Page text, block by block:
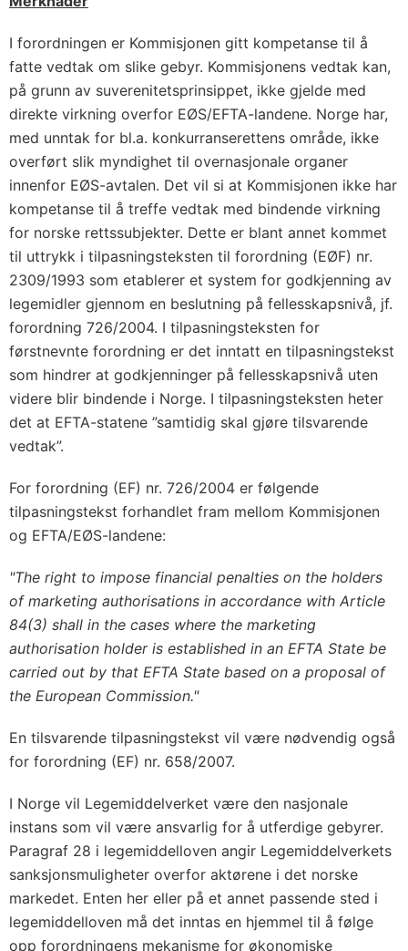
I forordningen er Kommisjonen gitt kompetanse til å
fatte vedtak om slike gebyr. Kommisjonens vedtak kan,
på grunn av suverenitetsprinsippet, ikke gjelde med
direkte virkning overfor EØS/EFTA-landene. Norge har,
med unntak for bl.a. konkurranserettens område, ikke
overført slik myndighet til overnasjonale organer
innenfor EØS-avtalen. Det vil si at Kommisjonen ikke har
kompetanse til å treffe vedtak med bindende virkning
for norske rettssubjekter. Dette er blant annet kommet
til uttrykk i tilpasningsteksten til forordning (EØF) nr.
2309/1993 som etablerer et system for godkjenning av
legemidler gjennom en beslutning på fellesskapsnivå, jf.
forordning 726/2004. I tilpasningsteksten for
førstnevnte forordning er det inntatt en tilpasningstekst
som hindrer at godkjenninger på fellesskapsnivå uten
videre blir bindende i Norge. I tilpasningsteksten heter
det at EFTA-statene ”samtidig skal gjøre tilsvarende
vedtak”.
For forordning (EF) nr. 726/2004 er følgende
tilpasningstekst forhandlet fram mellom Kommisjonen
og EFTA/EØS-landene:
"The right to impose financial penalties on the holders
of marketing authorisations in accordance with Article
84(3) shall in the cases where the marketing
authorisation holder is established in an EFTA State be
carried out by that EFTA State based on a proposal of
the European Commission."
En tilsvarende tilpasningstekst vil være nødvendig også
for forordning (EF) nr. 658/2007.
I Norge vil Legemiddelverket være den nasjonale
instans som vil være ansvarlig for å utferdige gebyrer.
Paragraf 28 i legemiddelloven angir Legemiddelverkets
sanksjonsmuligheter overfor aktørene i det norske
markedet. Enten her eller på et annet passende sted i
legemiddelloven må det inntas en hjemmel til å følge
opp forordningens mekanisme for økonomiske